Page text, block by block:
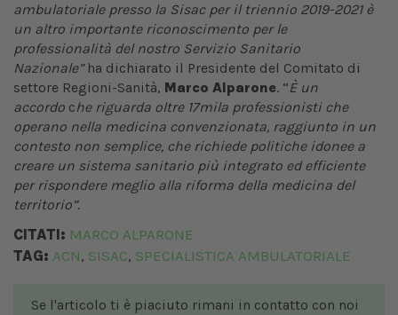
ambulatoriale presso la Sisac per il triennio 2019-2021 è
un altro importante riconoscimento per le
professionalità del nostro Servizio Sanitario
Nazionale”ha dichiarato il Presidente del Comitato di
settore Regioni-Sanità, Marco Alparone. “È un
accordo che riguarda oltre 17mila professionisti che
operano nella medicina convenzionata, raggiunto in un
contesto non semplice, che richiede politiche idonee a
creare un sistema sanitario più integrato ed efficiente
per rispondere meglio alla riforma della medicina del
territorio”.
CITATI: MARCO ALPARONE
TAG: ACN, SISAC, SPECIALISTICA AMBULATORIALE
Se l'articolo ti è piaciuto rimani in contatto con noi